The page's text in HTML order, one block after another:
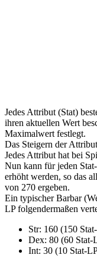
Jedes Attribut (Stat)
ihren aktuellen Wert
Maximalwert festlegt.
Das Steigern der
Jedes Attribut hat bei
Nun kann für jeden
erhöht werden, so das
von 270 ergeben.
Ein typischer Barbar
LP folgendermaßen
Str: 160 (150
Dex: 80 (60 Stat-
Int: 30 (10 Stat-